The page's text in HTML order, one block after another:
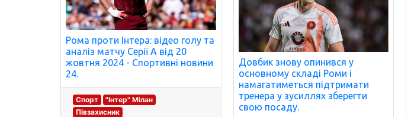
Рома проти Інтера: відео голу та
аналіз матчу Серії А від 20
жовтня 2024 - Спортивні новини
24.
Спорт
"Інтер" Мілан
Півзахисник
Довбик знову опинився у
основному складі Роми і
намагатиметься підтримати
тренера у зусиллях зберегти
свою посаду.